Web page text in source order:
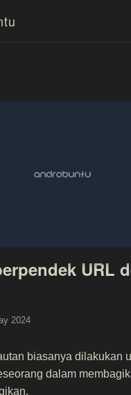
URL
2024
biasanya dilakukan
dalam